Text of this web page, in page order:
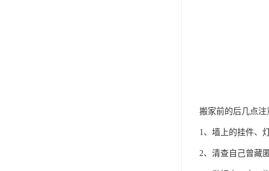
搬家前的后几点注
1、墙上的挂件、
2、清查自己曾藏